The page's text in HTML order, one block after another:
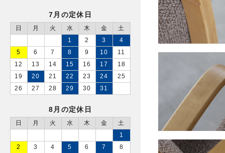
7月の定休日
日 月 火 水 木 金
土
1
2 3
4
5
6 7 8 9 10
11
12
13 14 15 16 17
18
19
20 21 22 23 24
25
26
27 28 29 30 31
8月の定休日
日 月 火 水 木 金
土
1
2
3 4 5 6 7
8